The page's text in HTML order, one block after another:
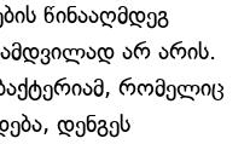
წინააღმდეგ
არ არის.
რომელიც
დენგეს